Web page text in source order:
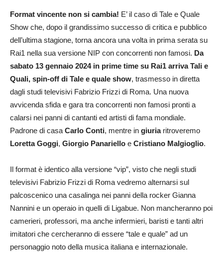
Format vincente non si cambia! E’ il caso di Tale e Quale
Show che, dopo il grandissimo successo di critica e pubblico
dell’ultima stagione, torna ancora una volta in prima serata su
Rai1 nella sua versione NIP con concorrenti non famosi. Da
sabato 13 gennaio 2024 in prime time su Rai1 arriva Tali e
Quali, spin-off di Tale e quale show, trasmesso in diretta
dagli studi televisivi Fabrizio Frizzi di Roma. Una nuova
avvicenda sfida e gara tra concorrenti non famosi pronti a
calarsi nei panni di cantanti ed artisti di fama mondiale.
Padrone di casa Carlo Conti, mentre in giuriaritroveremo
Loretta Goggi, Giorgio Panariello e Cristiano Malgioglio.
Il format è identico alla versione “vip”, visto che negli studi
televisivi Fabrizio Frizzi di Roma vedremo alternarsi sul
palcoscenico una casalinga nei panni della rocker Gianna
Nannini e un operaio in quelli di Ligabue. Non mancheranno poi
camerieri, professori, ma anche infermieri, baristi e tanti altri
imitatori che cercheranno di essere “tale e quale” ad un
personaggio noto della musica italiana e internazionale.